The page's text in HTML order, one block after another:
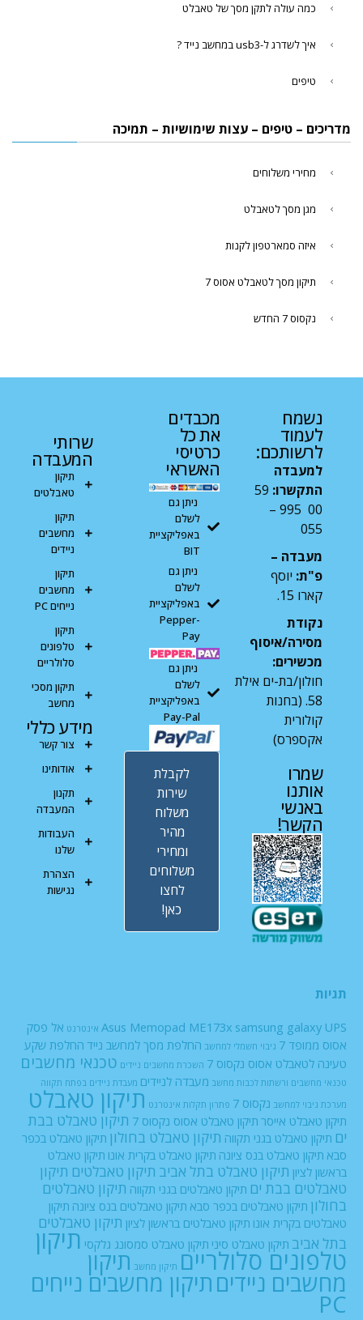
כמה עולה לתקן מסך של טאבלט
איך לשדרג ל-usb3 במחשב נייד ?
טיפים
מדריכים – טיפים – עצות שימושיות – תמיכה
מחירי משלוחים
מגן מסך לטאבלט
איזה סמארטפון לקנות
תיקון מסך לטאבלט אסוס 7
נקסוס 7 החדש
נשמח
לעמוד
לרשותכם:
למעבדה
התקשרו: 59
00 995 –
055
מעבדה –
פ"ת: יוסף
קארו 15.
נקודת
מסירה/איסוף
מכשירים:
חולון/בת-ים אילת
58. (בחנות
קולורית
אקספרס)
שמרו
אותנו
באנשי
הקשר!
מכבדים
את כל
כרטיסי
האשראי
ניתן גם
לשלם
באפליקציית
BIT
ניתן גם
לשלם
באפליקציית
Pepper-
Pay
ניתן גם
לשלם
באפליקציית
Pay-Pal
לקבלת
שירות
משלוח
מהיר
ומחירי
משלוחים
לחצו
כאן!
שרותי
המעבדה
תיקון
טאבלטים
תיקון
מחשבים
ניידים
תיקון
מחשבים
נייחים PC
תיקון
טלפונים
סלולריים
תיקון מסכי
מחשב
מידע כללי
צור קשר
אודותינו
תקנון
המעבדה
העבודות
שלנו
הצהרת
נגישות
תגיות
Asus Memopad ME173x samsung galaxy UPS אינטרנט אל פסק
אסוס ממופד 7
גיבוי חשמלי למחשב החלפת מסך למחשב נייד החלפת שקע
טעינה לטאבלט אסוס נקסוס 7
השכרת מחשבים ניידים טכנאי מחשבים
טכנאי מחשבים ורשתות לכבות מחשב מעבדה לניידים מעבדת ניידים בפתח תקווה
מערכת גיבוי למחשב נקסוס 7 פתרון תקלות אינטרנט תיקון טאבלט
תיקון טאבלט אייסר תיקון טאבלט אסוס נקסוס 7
תיקון טאבלט בבת
ים תיקון טאבלט בגני תקווה תיקון טאבלט בחולון תיקון טאבלט בכפר
סבא תיקון טאבלט בנס ציונה תיקון טאבלט בקרית אונו תיקון טאבלט
בראשון לציון תיקון טאבלט בתל אביב תיקון טאבלטים תיקון
טאבלטים בבת ים תיקון טאבלטים בגני תקווה תיקון טאבלטים
בחולון תיקון טאבלטים בכפר סבא תיקון טאבלטים בנס ציונה תיקון
טאבלטים בקרית אונו תיקון טאבלטים בראשון לציון תיקון טאבלטים
בתל אביב תיקון טאבלט סיני תיקון טאבלט סמסונג גלקסי תיקון
טלפונים סלולריים תיקון מחשב תיקון
מחשבים ניידיםתיקון מחשבים נייחים
PC